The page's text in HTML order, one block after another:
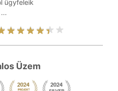
ügyfeleik
Üzem